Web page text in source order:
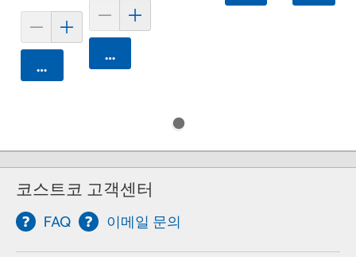
카트에 담기
카트에 담기
코스트코 고객센터
FAQ 이메일 문의